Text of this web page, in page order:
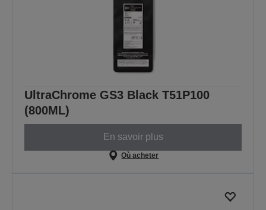
UltraChrome GS3 Black T51P100
(800ML)
En savoir plus
Où acheter